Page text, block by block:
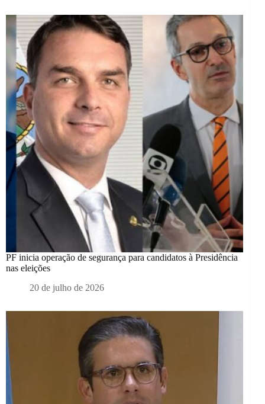
PF inicia operação de segurança para candidatos à Presidência
nas eleições
20 de julho de 2026